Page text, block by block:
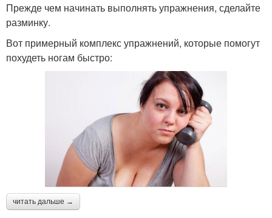
Прежде чем начинать выполнять упражнения, сделайте
разминку.
Вот примерный комплекс упражнений, которые помогут
похудеть ногам быстро:
читать дальше →